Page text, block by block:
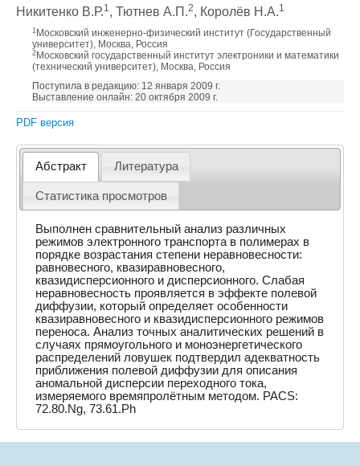
Никитенко В.Р.1, Тютнев А.П.2, Королёв Н.А.1
1 Московский инженерно-физический институт (Государственный
университет), Москва, Россия
2 Московский государственный институт электроники и математики
(технический университет), Москва, Россия
Поступила в редакцию: 12 января 2009 г.
Выставление онлайн: 20 октября 2009 г.
PDF версия
Абстракт Литература
Статистика просмотров
Выполнен сравнительный анализ различных
режимов электронного транспорта в полимерах в
порядке возрастания степени неравновесности:
равновесного, квазиравновесного,
квазидисперсионного и дисперсионного. Слабая
неравновесность проявляется в эффекте полевой
диффузии, который определяет особенности
квазиравновесного и квазидисперсионного режимов
переноса. Анализ точных аналитических решений в
случаях прямоугольного и моноэнергетического
распределений ловушек подтвердил адекватность
приближения полевой диффузии для описания
аномальной дисперсии переходного тока,
измеряемого времяпролётным методом. PACS:
72.80.Ng, 73.61.Ph